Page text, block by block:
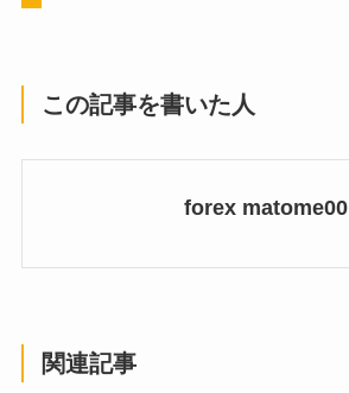
この記事を書いた人
forex matome00
関連記事